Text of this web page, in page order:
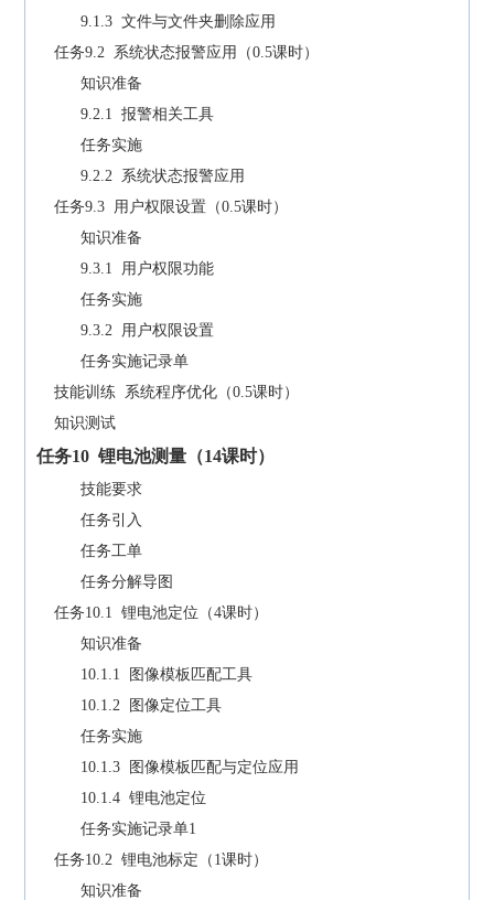
9.1.3 文件与文件夹删除应用
任务9.2 系统状态报警应用（0.5课时）
知识准备
9.2.1 报警相关工具
任务实施
9.2.2 系统状态报警应用
任务9.3 用户权限设置（0.5课时）
知识准备
9.3.1 用户权限功能
任务实施
9.3.2 用户权限设置
任务实施记录单
技能训练 系统程序优化（0.5课时）
知识测试
任务10 锂电池测量（14课时）
技能要求
任务引入
任务工单
任务分解导图
任务10.1 锂电池定位（4课时）
知识准备
10.1.1 图像模板匹配工具
10.1.2 图像定位工具
任务实施
10.1.3 图像模板匹配与定位应用
10.1.4 锂电池定位
任务实施记录单1
任务10.2 锂电池标定（1课时）
知识准备